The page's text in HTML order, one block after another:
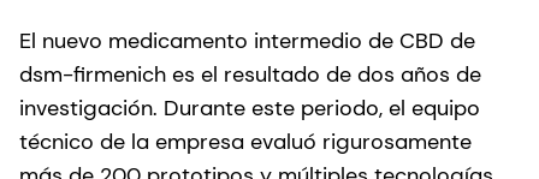
El nuevo medicamento intermedio de CBD de
dsm-firmenich es el resultado de dos años de
investigación. Durante este periodo, el equipo
técnico de la empresa evaluó rigurosamente